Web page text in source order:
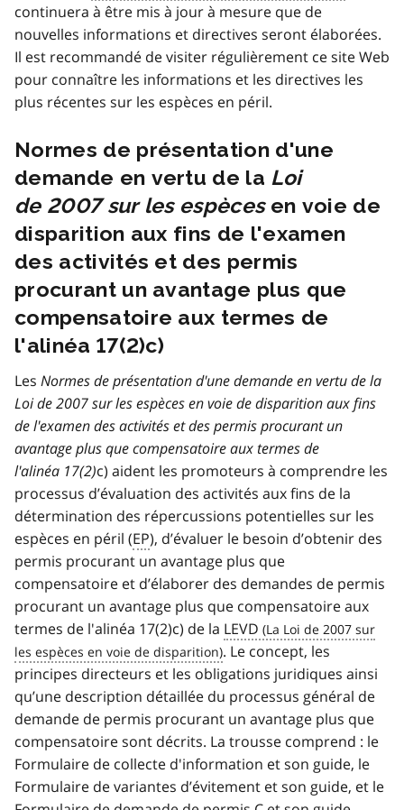
continuera à être mis à jour à mesure que de
nouvelles informations et directives seront élaborées.
Il est recommandé de visiter régulièrement ce site Web
pour connaître les informations et les directives les
plus récentes sur les espèces en péril.
Normes de présentation d'une
demande en vertu de la Loi
de 2007 sur les espècesen voie de
disparition aux fins de l'examen
des activités et des permis
procurant un avantage plus que
compensatoire aux termes de
l'alinéa 17(2)c)
Les Normes de présentation d'une demande en vertu de la
Loi de 2007 sur les espèces en voie de disparition aux fins
de l'examen des activités et des permis procurant un
avantage plus que compensatoire aux termes de
l'alinéa 17(2)c) aident les promoteurs à comprendre les
processus d’évaluation des activités aux fins de la
détermination des répercussions potentielles sur les
espèces en péril (EP), d’évaluer le besoin d’obtenir des
permis procurant un avantage plus que
compensatoire et d’élaborer des demandes de permis
procurant un avantage plus que compensatoire aux
termes de l'alinéa 17(2)c) de la LEVD
. Le concept, les
principes directeurs et les obligations juridiques ainsi
qu’une description détaillée du processus général de
demande de permis procurant un avantage plus que
compensatoire sont décrits. La trousse comprend : le
Formulaire de collecte d'information et son guide, le
Formulaire de variantes d’évitement et son guide, et le